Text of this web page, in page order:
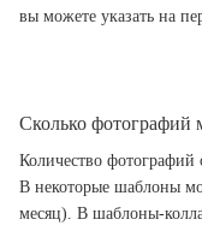
вы можете указать на
Сколько фотографий
Количество
В некоторые шаблоны
месяц). В шаблоны-